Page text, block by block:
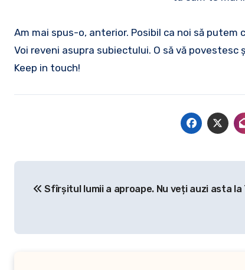
Am mai spus-o, anterior. Posibil ca noi să
Voi reveni asupra subiectului. O să vă povestesc
Keep in touch!
Sfîrșitul lumii a aproape. Nu veți auzi asta la